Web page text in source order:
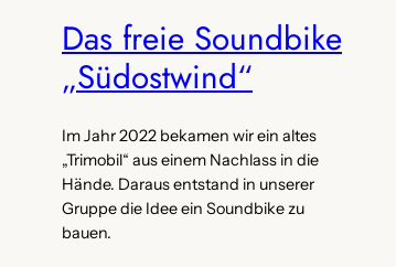
Das freie Soundbike
„Südostwind“
Im Jahr 2022 bekamen wir ein altes
„Trimobil“ aus einem Nachlass in die
Hände. Daraus entstand in unserer
Gruppe die Idee ein Soundbike zu
bauen.